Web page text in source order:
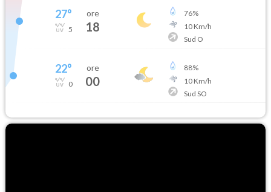
27°
5
ore
18
76%
10Km/h
Sud O
22°
0
ore
00
88%
10Km/h
Sud SO